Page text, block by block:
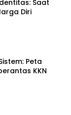
Saat
Diri
Peta
KKN